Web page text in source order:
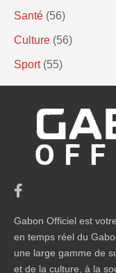
Santé (56)
Culture (56)
Sport (55)
Gabon Officiel est
en temps réel du
une large gamme de
et de la culture, à la